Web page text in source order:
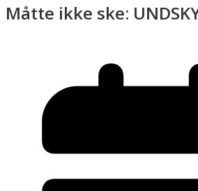
Måtte ikke ske: